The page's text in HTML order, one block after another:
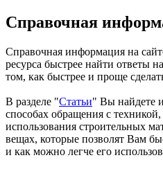
Справочная
Справочная информация на
ресурса быстрее найти ответы
том, как быстрее и проще
В разделе "Статьи" Вы найдете
способах обращения с
использования строительных
вещах, которые позволят Вам
и как можно легче его